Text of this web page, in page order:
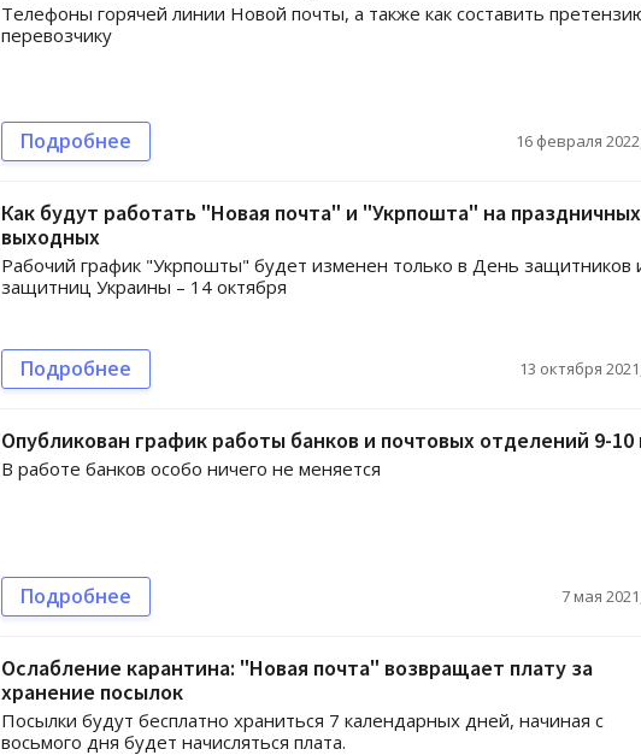
Телефоны горячей линии Новой почты, а также как составить
перевозчику
Подробнее 16 февраля
Как будут работать "Новая почта" и "Укрпошта" на праздничных
выходных
Рабочий график "Укрпошты" будет изменен только в День защитников
защитниц Украины – 14 октября
Подробнее 13 октября
Опубликован график работы банков и почтовых отделений 9-10
В работе банков особо ничего не меняется
Подробнее 7 мая
Ослабление карантина: "Новая почта" возвращает плату за
хранение посылок
Посылки будут бесплатно храниться 7 календарных дней, начиная с
восьмого дня будет начисляться плата.